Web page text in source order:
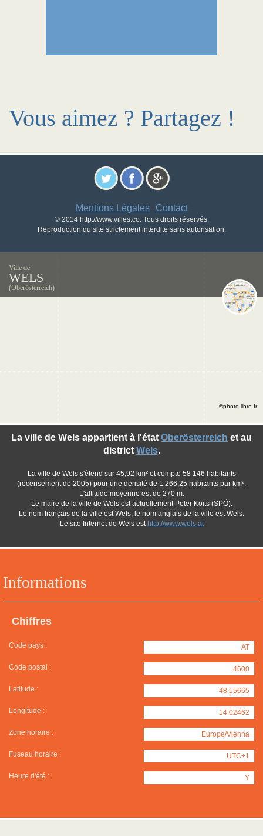
Vous aimez ? Partagez !
Mentions Légales- Contact
© 2014 http://www.villes.co. Tous droits réservés.
Reproduction du site strictement interdite sans autorisation.
Ville de
WELS
(Oberösterreich)
Informations
Chiffres
Code pays : AT
Code postal : 4600
Latitude : 48.15665
Longitude : 14.02462
Zone horaire : Europe/Vienna
Fuseau horaire : UTC+1
Heure d'été : Y
La ville de Wels appartient à l'état Oberösterreich et au
district Wels.
La ville de Wels s'étend sur 45,92 km² et compte 58 146 habitants
(recensement de 2005) pour une densité de 1 266,25 habitants par km².
L'altitude moyenne est de 270 m.
Le maire de la ville de Wels est actuellement Peter Koits (SPÖ).
Le nom français de la ville est Wels, le nom anglais de la ville est Wels.
Le site Internet de Wels est http://www.wels.at
©photo-libre.fr